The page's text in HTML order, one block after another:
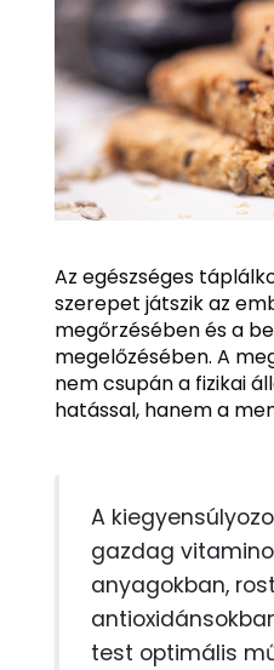
Az egészséges
szerepet játszik az
megőrzésében és a
megelőzésében. A
nem csupán a fizikai
hatással, hanem a
A
gazdag
anyagokban,
test optimális